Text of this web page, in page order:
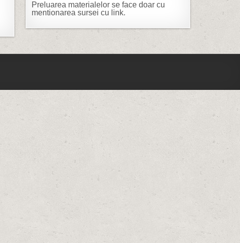
Preluarea materialelor se face doar cu
mentionarea sursei cu link.